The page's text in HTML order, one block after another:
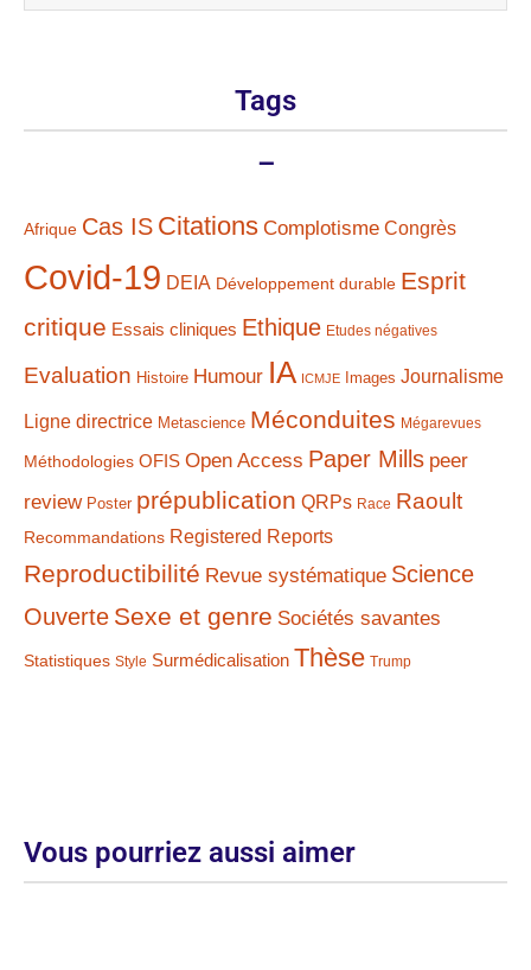
Tags
–
Afrique Cas IS Citations Complotisme Congrès
Covid-19 DEIA Développement durable Esprit
critique Essais cliniques Ethique Etudes négatives
Evaluation Histoire Humour IA ICMJE Images Journalisme
Ligne directrice Metascience Méconduites Mégarevues
Méthodologies OFIS Open Access Paper Mills peer
review Poster prépublication QRPs Race Raoult
Recommandations Registered Reports
Reproductibilité Revue systématique Science
Ouverte Sexe et genre Sociétés savantes
Statistiques Style Surmédicalisation Thèse Trump
Vous pourriez aussi aimer